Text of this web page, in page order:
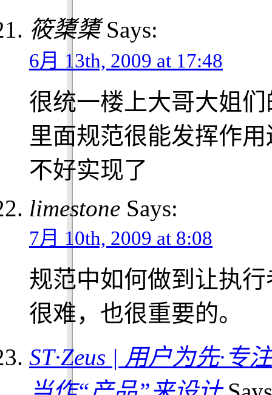
筱橥橥Says:
6月 13th, 2009 at 17:48
很统一楼上大哥大姐
里面规范很能发挥作
不好实现了
limestone Says:
7月 10th, 2009 at 8:08
规范中如何做到让执
很难，也很重要的。
ST·Zeus | 用户为先·专